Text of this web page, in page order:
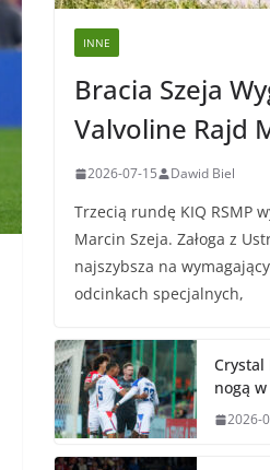
INNE
Bracia Szeja
Valvoline Rajd
2026-07-15 Dawid Biel
Trzecią rundę KIQ RSMP
Marcin Szeja. Załoga z
najszybsza na
odcinkach specjalnych,
Crystal
nogą
2026-